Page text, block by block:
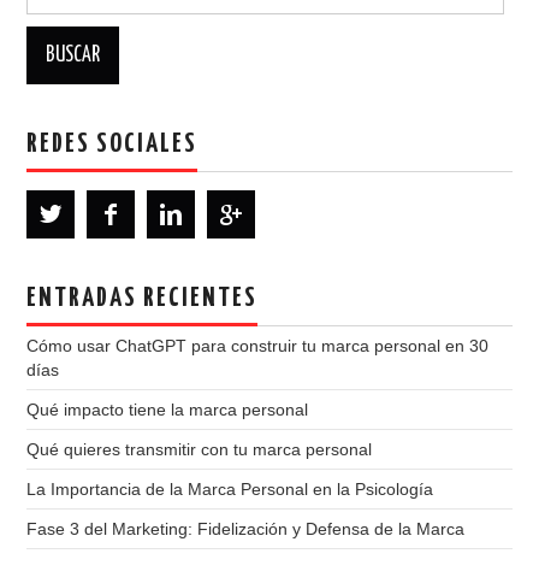
REDES SOCIALES
ENTRADAS RECIENTES
Cómo usar ChatGPT para construir tu marca personal en 30
días
Qué impacto tiene la marca personal
Qué quieres transmitir con tu marca personal
La Importancia de la Marca Personal en la Psicología
Fase 3 del Marketing: Fidelización y Defensa de la Marca